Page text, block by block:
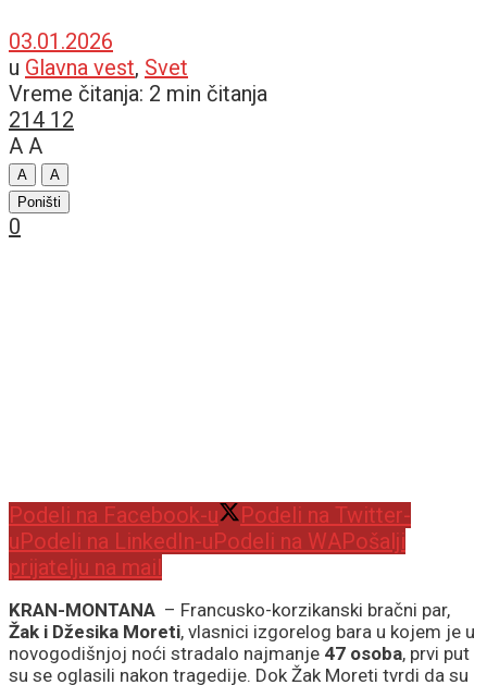
03.01.2026
u Glavna vest, Svet
Vreme čitanja: 2 min čitanja
214 12
A A
A
A
Poništi
0
Podeli na Facebook-u
Podeli na Twitter-
uPodeli na LinkedIn-uPodeli na WAPošalji
prijatelju na mail
KRAN-MONTANA – Francusko-korzikanski bračni par,
Žak i Džesika Moreti, vlasnici izgorelog bara u kojem je u
novogodišnjoj noći stradalo najmanje 47 osoba, prvi put
su se oglasili nakon tragedije. Dok Žak Moreti tvrdi da su